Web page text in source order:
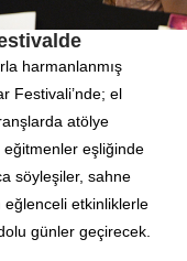
harmanlanmış
Festivali’nde; el
atölye
eğitmenler eşliğinde
söyleşiler, sahne
eğlenceli etkinliklerle
günler geçirecek.